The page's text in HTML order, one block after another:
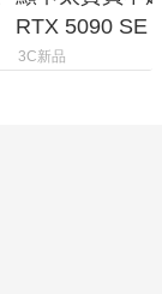
RTX 5090 SE
體
3C新品